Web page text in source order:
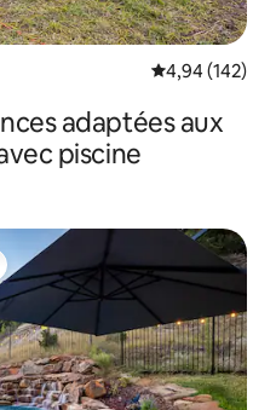
Évaluation
4,94 (142)
adaptées aux
piscine
plus appréciés